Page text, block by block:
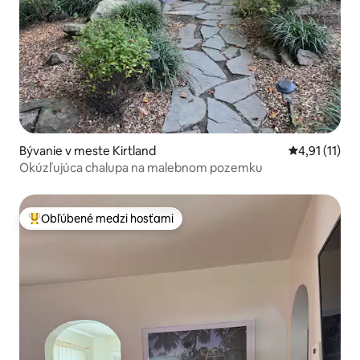
Bývanie v meste Kirtland Priemerné
4,91 (11)
Okúzľujúca chalupa na malebnom pozemku
Najobľúbenejšie medzi hosťami
Obľúbené medzi hosťami